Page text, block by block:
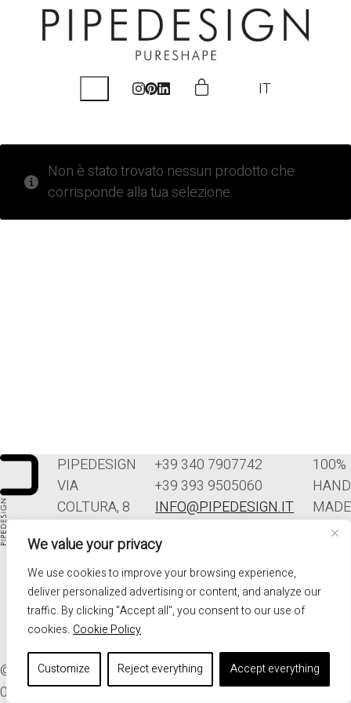
We value your privacy
We use cookies to improve your browsing experience,
deliver personalized advertising or content, and analyze our
traffic. By clicking "Accept all", you consent to our use of
cookies. Cookie Policy
Customize Reject everything Accept everything
IT
Non è stato trovato nessun prodotto che
corrisponde alla tua selezione.
PIPEDESIGN
VIA
COLTURA, 8
POLCENIGO
(PN)
ITALIA
+39 340 7907742
+39 393 9505060
INFO@PIPEDESIGN.IT
CONDIZIONI DI
VENDITA
PRIVACY
100%
HAND
MADE
© 2026. ALL RIGHTS RESERVED - PIPEDESIGN | P.I.
01576340937